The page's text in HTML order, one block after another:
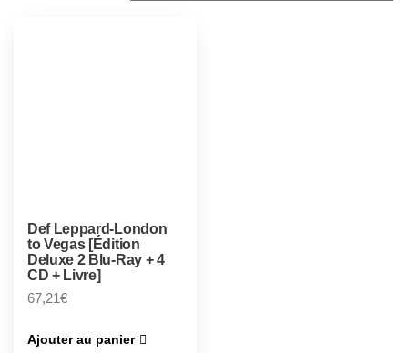
Def Leppard-London
to Vegas [Édition
Deluxe 2 Blu-Ray + 4
CD + Livre]
67,21€
Ajouter au panier